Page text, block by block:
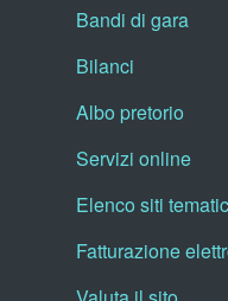
Bandi di gara
Bilanci
Albo pretorio
Servizi online
Elenco siti
Fatturazione